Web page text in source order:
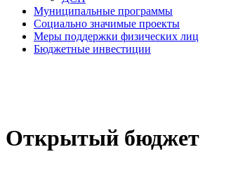
Муниципальные программы
Социально значимые проекты
Меры поддержки физических лиц
Бюджетные инвестиции
Открытый бюджет